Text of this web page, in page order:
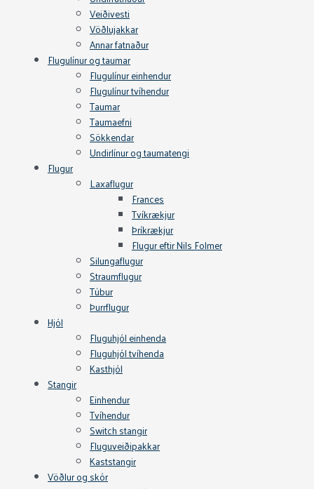
Veiðivesti
Vöðlujakkar
Annar fatnaður
Flugulínur og taumar
Flugulínur einhendur
Flugulínur tvíhendur
Taumar
Taumaefni
Sökkendar
Undirlínur og taumatengi
Flugur
Laxaflugur
Frances
Tvíkrækjur
Þríkrækjur
Flugur eftir Nils Folmer
Silungaflugur
Straumflugur
Túbur
Þurrflugur
Hjól
Fluguhjól einhenda
Fluguhjól tvíhenda
Kasthjól
Stangir
Einhendur
Tvíhendur
Switch stangir
Fluguveiðipakkar
Kaststangir
Vöðlur og skór